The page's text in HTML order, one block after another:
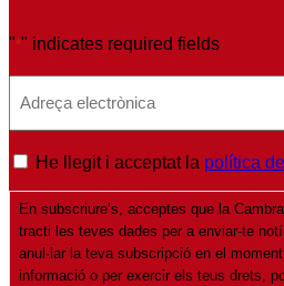
"*" indicates required fields
P
o
He llegit i acceptat la política
En subscriure’s, acceptes que la
tracti les teves dades per a enviar-te
anul·lar la teva subscripció en el
informació o per exercir els teus drets,